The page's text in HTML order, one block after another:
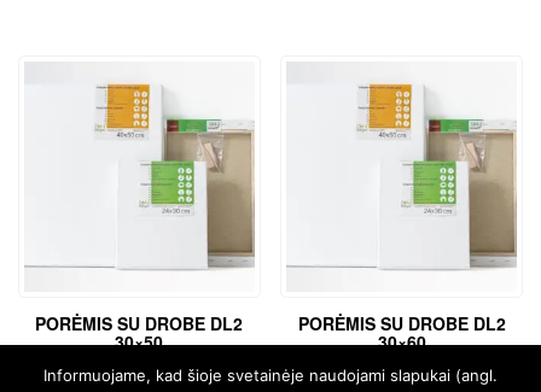
PORĖMIS SU DROBE DL2
30×50
€11,41
PORĖMIS SU DROBE DL2
30×60
€12,78
Informuojame, kad šioje svetainėje naudojami slapukai (angl.